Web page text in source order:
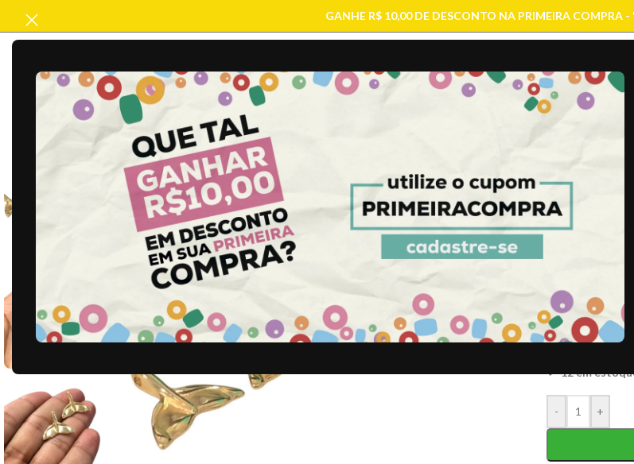
GANHE R$ 10,00 DE DESCONTO NA PRIMEIRA COMPRA
ACABAMENTOARTESANATOBASESCONTAS CORRENTESENTREMEIOSFIOS E CORDÕES
CX:PGT06/ A
Caso não
12 em
- +